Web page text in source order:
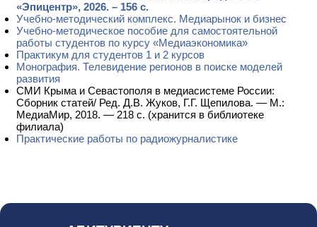
«Эпицентр», 2026. – 156 с.
Учебно-методический комплекс. Медиарынок и бизнес
Учебно-методическое пособие для самостоятельной
работы студентов по курсу «Медиаэкономика»
Практикум для студентов 1 и 2 курсов
Монография. Телевидение регионов в поиске моделей
развития
СМИ Крыма и Севастополя в медиасистеме России:
Сборник статей/ Ред. Д.В. Жуков, Г.Г. Щепилова. — М.:
МедиаМир, 2018. — 218 с. (хранится в библиотеке
филиала)
Практические работы по радиожурналистике